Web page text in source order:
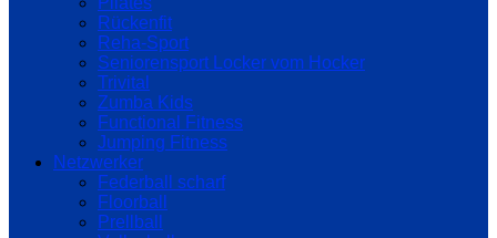
Rückenfit
Reha-Sport
Seniorensport Locker vom Hocker
Trivital
Zumba Kids
Functional Fitness
Jumping Fitness
Netzwerker
Federball scharf
Floorball
Prellball